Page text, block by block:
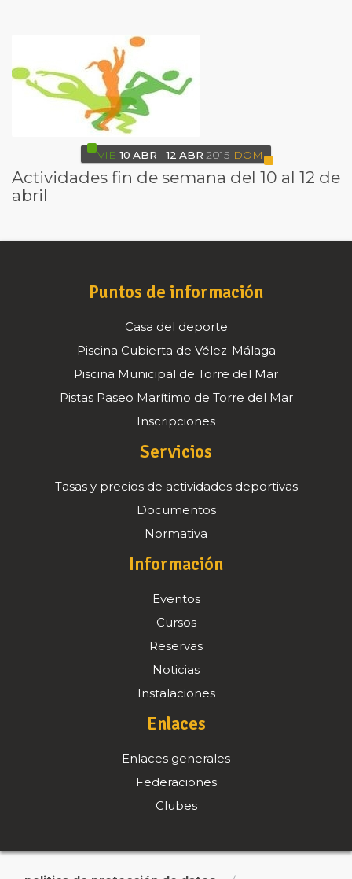
VIE 10 ABR 12 ABR 2015 DOM
Actividades fin de semana del 10 al 12 de
abril
Puntos de información
Casa del deporte
Piscina Cubierta de Vélez-Málaga
Piscina Municipal de Torre del Mar
Pistas Paseo Marítimo de Torre del Mar
Inscripciones
Servicios
Tasas y precios de actividades deportivas
Documentos
Normativa
Información
Eventos
Cursos
Reservas
Noticias
Instalaciones
Enlaces
Enlaces generales
Federaciones
Clubes